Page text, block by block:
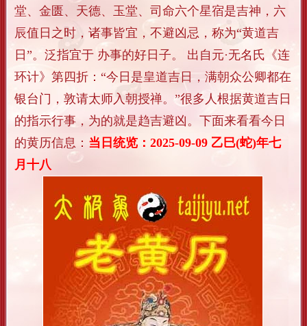
堂、金匮、天德、玉堂、司命六个星宿是吉神，六
辰值日之时，诸事皆宜，不避凶忌，称为“黄道吉
日”。泛指宜于 办事的好日子。 出自元·无名氏《连
环计》第四折：“今日是皇道吉日，满朝众公卿都在
银台门，敦请太师入朝授禅。”很多人根据黄道吉日
的指示行事，为的就是趋吉避凶。下面来看看今日
的黄历信息： 当日统览：2025-09-09 乙巳(蛇)年七
月十八